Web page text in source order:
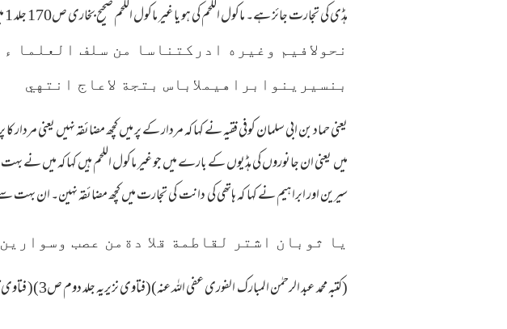
ہڈی کی تجارت جائز ہے۔ ماکول اللحم کی ہو یا غیر ماکول اللحم صحیح بخاری ص170 جلد 1 میں ہے۔
نحولافيم وغيره ادركتناسا من سلف العلما
بنسيرينوابراهيملاباس بتجة لاعاج انتهي
یعنی حماد بن ابی سلمان کوفی فقیہ نے کہا کہ مردار کے پر میں کچھ مضائقہ نہیں یعنی
میں یعنی ان جانوروں کی ہڈیوں کے بارے میں جو غیر ماکول اللحم ہیں کہا کہ میں نے
سیرین اور ابراہیم نے کہا کہ ہاتھی کی دانت کی تجارت میں کچھ مضائقہ نہین۔
يا ثوبان اشتر لقاطمة قلا دةمن عصب
(کتبہ محمد عبد الرحمٰن المبارک الفوری عفی اللہ عنہ)(فتاوی نزیریہ جلد دوم ص3)( فتاوی ثنایئہ جلد 2 ص 141)